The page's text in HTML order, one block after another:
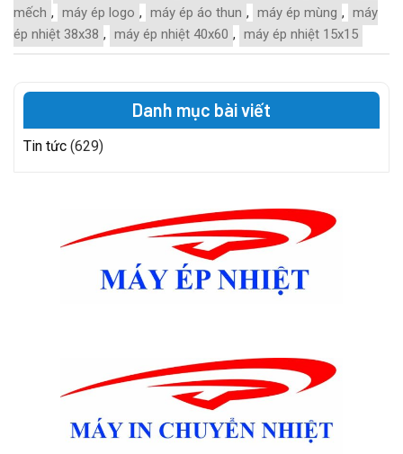
mếch , máy ép logo , máy ép áo thun , máy ép mùng , máy
ép nhiệt 38x38 , máy ép nhiệt 40x60 , máy ép nhiệt 15x15
Danh mục bài viết
Tin tức (629)